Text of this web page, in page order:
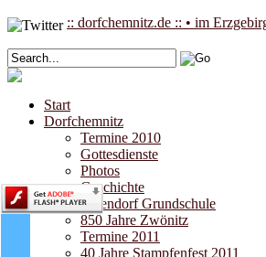
:: dorfchemnitz.de :: • im
Start
Dorfchemnitz
Termine 2010
Gottesdienste
Photos
Geschichte
Pufendorf Grundschule
850 Jahre Zwönitz
Termine 2011
40 Jahre Stampfenfest 2011